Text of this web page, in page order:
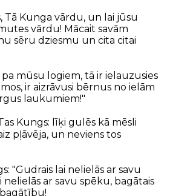
Tā Kunga vārdu, un lai jūsu
vārdu! Mācait savām
sēru dziesmu un cita citai
mūsu logiem, tā ir ielauzusies
ir aizrāvusi bērnus no ielām
laukumiem!"
Kungs: līķi gulēs kā mēsli
pļāvēja, un neviens tos
"Gudrais lai nelielās ar savu
ar savu spēku, bagātais
bagātību!